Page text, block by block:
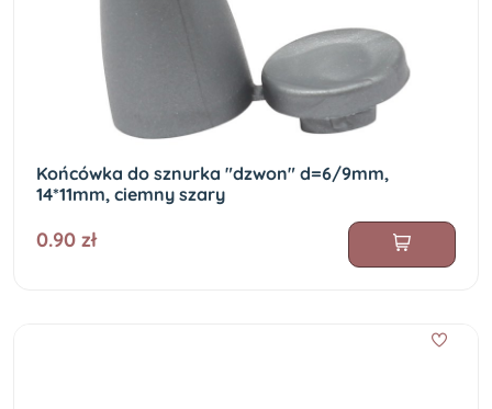
Końcówka do sznurka "dzwon" d=6/9mm,
14*11mm, ciemny szary
0.90 zł